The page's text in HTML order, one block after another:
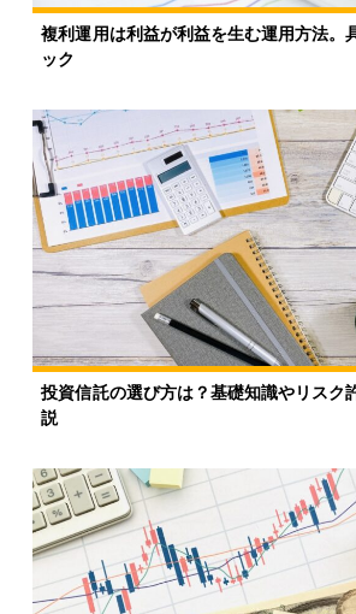
複利運用は利益が利益を生む運用方法。
ック
投資信託の選び方は？基礎知識やリスク
説